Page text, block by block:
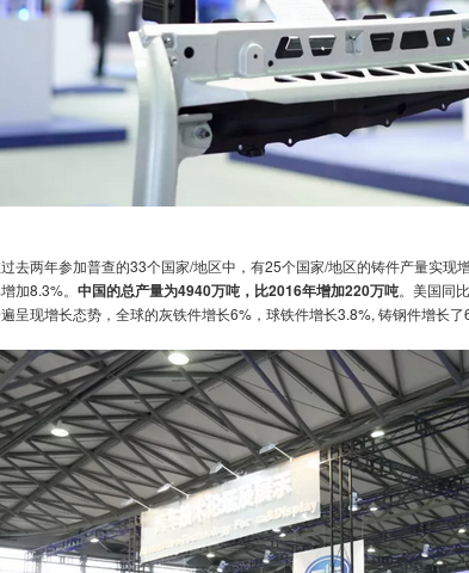
去两年参加普查的33个国家/地区中，有25个国家/地区的铸件产量实
加8.3%。 中国的总产量为4940万吨，比2016年增加220万吨。美国同
呈现增长态势，全球的灰铁件增长6%，球铁件增长3.8%, 铸钢件增长了